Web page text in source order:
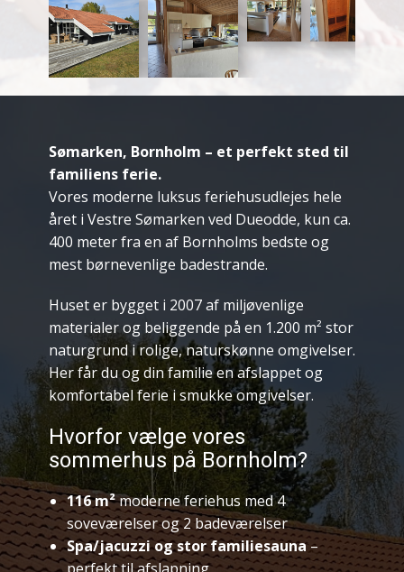
Sømarken, Bornholm – et perfekt sted til
familiens ferie.
Vores moderne luksus feriehusudlejes hele
året i Vestre Sømarken ved Dueodde, kun ca.
400 meter fra en af Bornholms bedste og
mest børnevenlige badestrande.
Huset er bygget i 2007 af miljøvenlige
materialer og beliggende på en 1.200 m² stor
naturgrund i rolige, naturskønne omgivelser.
Her får du og din familie en afslappet og
komfortabel ferie i smukke omgivelser.
Hvorfor vælge vores
sommerhus på Bornholm?
116 m²moderne feriehus med 4
soveværelser og 2 badeværelser
Spa/jacuzzi og stor familiesauna–